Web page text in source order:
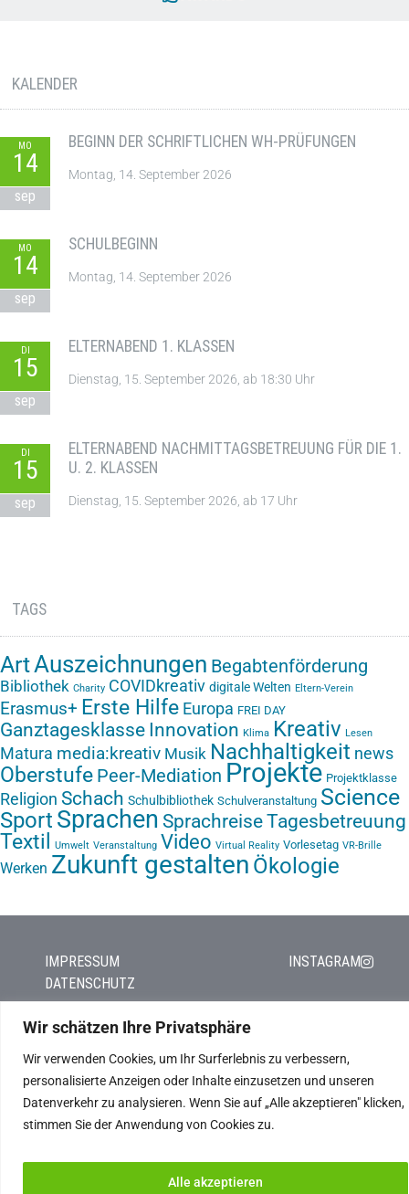
Wir schätzen Ihre Privatsphäre
Wir verwenden Cookies, um Ihr Surferlebnis zu verbessern,
personalisierte Anzeigen oder Inhalte einzusetzen und unseren
Datenverkehr zu analysieren. Wenn Sie auf „Alle akzeptieren" klicken,
stimmen Sie der Anwendung von Cookies zu.
Alle akzeptieren
KALENDER
MO
14
sep
BEGINN DER SCHRIFTLICHEN WH-PRÜFUNGEN
Montag, 14. September 2026
MO
14
sep
SCHULBEGINN
Montag, 14. September 2026
DI
15
sep
ELTERNABEND 1. KLASSEN
Dienstag, 15. September 2026, ab 18:30 Uhr
DI
15
sep
ELTERNABEND NACHMITTAGSBETREUUNG FÜR DIE 1.
U. 2. KLASSEN
Dienstag, 15. September 2026, ab 17 Uhr
TAGS
ArtAuszeichnungen Begabtenförderung
Bibliothek Charity COVIDkreativ digitale Welten Eltern-Verein
Erasmus+ Erste Hilfe Europa FREI DAY
Ganztagesklasse Innovation Klima Kreativ Lesen
Matura media:kreativ Musik Nachhaltigkeit news
Oberstufe Peer-Mediation Projekte Projektklasse
Religion Schach Schulbibliothek Schulveranstaltung Science
Sport Sprachen SprachreiseTagesbetreuung
Textil Umwelt Veranstaltung Video Virtual Reality Vorlesetag VR-Brille
Werken Zukunft gestalten Ökologie
IMPRESSUM
DATENSCHUTZ
INSTAGRAM